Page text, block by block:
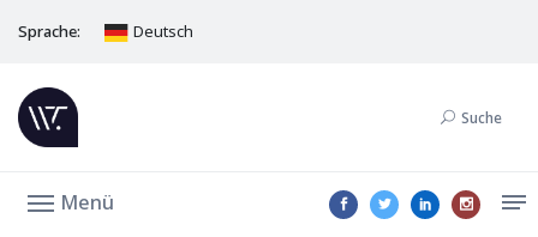
Sprache: Deutsch
Suche
Menü